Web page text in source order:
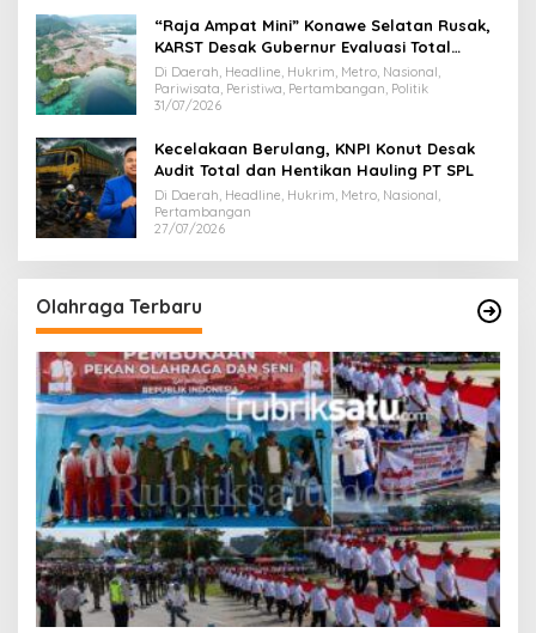
“Raja Ampat Mini” Konawe Selatan Rusak,
KARST Desak Gubernur Evaluasi Total
Dispar Sultra
Di Daerah, Headline, Hukrim, Metro, Nasional,
Pariwisata, Peristiwa, Pertambangan, Politik
31/07/2026
Kecelakaan Berulang, KNPI Konut Desak
Audit Total dan Hentikan Hauling PT SPL
Di Daerah, Headline, Hukrim, Metro, Nasional,
Pertambangan
27/07/2026
Olahraga Terbaru